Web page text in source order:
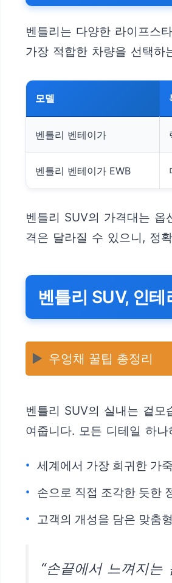
벤틀리는 다양한 라이프스
가장 적합한 차량을 선택하
모델
벤틀리 벤테이가
벤틀리 벤테이가 EWB
벤틀리 SUV의 가격대는
격은 달라질 수 있으니, 정
벤틀리 SUV, 인
▶️ 우엉채 꿀팁 총정리
벤틀리 SUV의 실내는 겉
여줍니다. 모든 디테일 하
세계에서 가장 희귀한 가
손으로 직접 조각한 듯한
고객의 개성을 담은 맞춤
“손끝에서 느껴지는